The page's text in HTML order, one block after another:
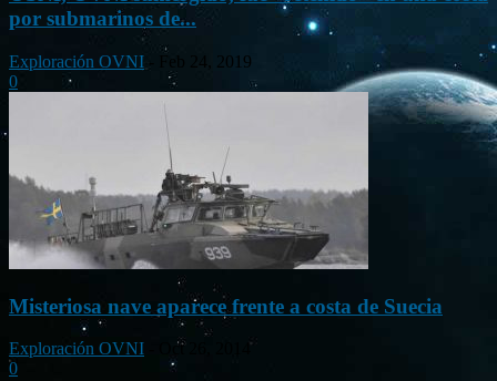
por submarinos de...
Exploración OVNI
Feb 24, 2019
0
Misteriosa nave aparece frente a costa de Suecia
Exploración OVNI
Oct 26, 2014
0